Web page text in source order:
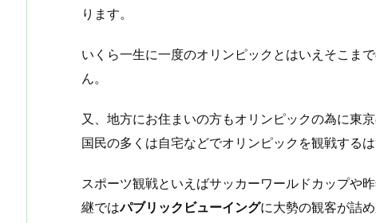
ります。
いくら一生に一度のオリンピックとはいえそこま
ん。
又、地方にお住まいの方もオリンピックの為に東
国民の多くは自宅などでオリンピックを観戦するは
スポーツ観戦といえばサッカーワールドカップや
継ではパブリックビューイングに大勢の観客が詰め